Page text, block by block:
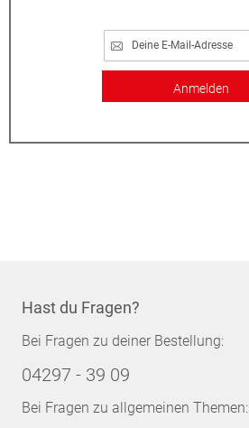
Anmelden
Hast du Fragen?
Bei Fragen zu deiner Bestellung:
04297 - 39 09
Bei Fragen zu allgemeinen Themen: